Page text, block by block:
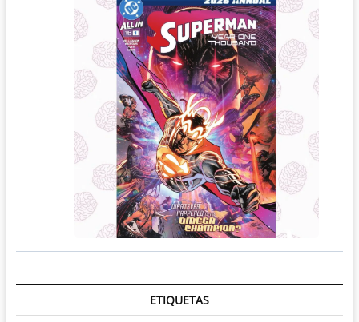
ETIQUETAS